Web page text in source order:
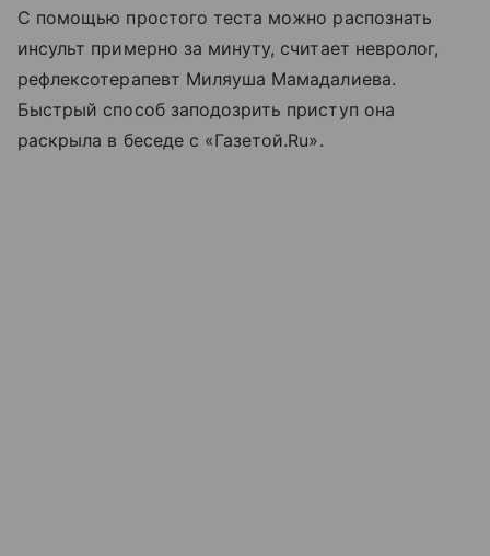
С помощью простого теста можно распознать
инсульт примерно за минуту, считает невролог,
рефлексотерапевт Миляуша Мамадалиева.
Быстрый способ заподозрить приступ она
раскрыла в беседе с «Газетой.Ru».